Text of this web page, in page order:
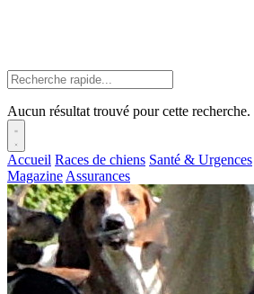
Aucun résultat trouvé pour cette recherche.
Accueil Races de chiens Santé & Urgences
Magazine Assurances